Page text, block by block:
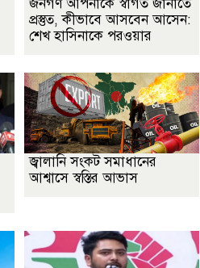
জনগণ আপনাকে স্বাগত জানাতে
প্রস্তুত, কীভাবে আসবেন আসেন:
শেখ হাসিনাকে পরওয়ার
জ্বালানি সংকট সমাধানের
আশ্বাসে স্বস্তির আভাস